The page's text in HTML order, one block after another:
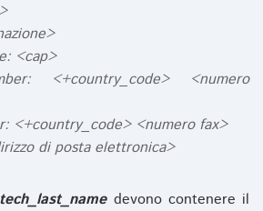
<cap>
<+country_code> <numero
<+country_code> <numero fax>
di posta elettronica>
tech_last_namedevono contenere il